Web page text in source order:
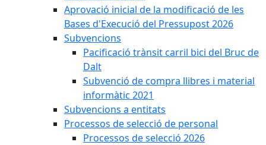
Aprovació inicial de la modificació de les
Bases d'Execució del Pressupost 2026
Subvencions
Pacificació trànsit carril bici del Bruc de
Dalt
Subvenció de compra llibres i material
informàtic 2021
Subvencions a entitats
Processos de selecció de personal
Processos de selecció 2026